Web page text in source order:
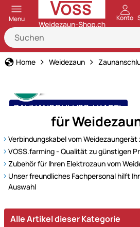
Menu Konto
Home Weidezaun
ZAUNANSCHLUSS / KABEL
für eine sichere Verbindung
für
Verbindungskabel vom Weidezaungerät
VOSS.farming - Qualität zu günstigen
Zubehör für Ihren Elektrozaun vom
Unser freundliches Fachpersonal hilft
Auswahl
Alle Artikel dieser Kategorie